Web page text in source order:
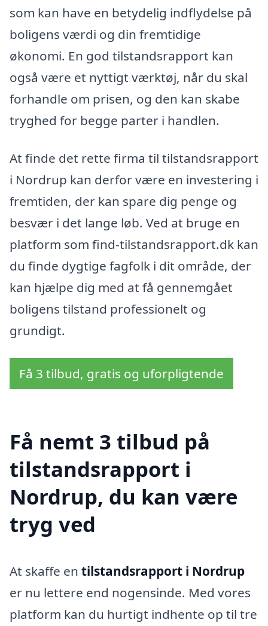
som kan have en betydelig indflydelse på
boligens værdi og din fremtidige
økonomi. En god tilstandsrapport kan
også være et nyttigt værktøj, når du skal
forhandle om prisen, og den kan skabe
tryghed for begge parter i handlen.
At finde det rette firma til tilstandsrapport
i Nordrup kan derfor være en investering i
fremtiden, der kan spare dig penge og
besvær i det lange løb. Ved at bruge en
platform som find-tilstandsrapport.dk kan
du finde dygtige fagfolk i dit område, der
kan hjælpe dig med at få gennemgået
boligens tilstand professionelt og
grundigt.
Få 3 tilbud, gratis og uforpligtende
Få nemt 3 tilbud på
tilstandsrapport i
Nordrup, du kan være
tryg ved
At skaffe en tilstandsrapport i Nordrup
er nu lettere end nogensinde. Med vores
platform kan du hurtigt indhente op til tre